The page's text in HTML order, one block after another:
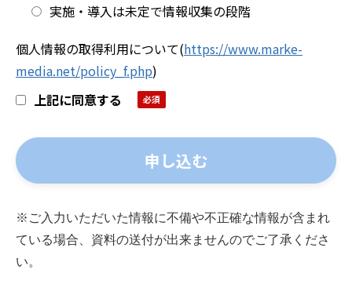
実施・導入は未定で情報収集の段階
個人情報の取得利用について(https://www.marke-
media.net/policy_f.php)
上記に同意する
※ご入力いただいた情報に不備や不正確な情報が含まれ
ている場合、資料の送付が出来ませんのでご了承くださ
い。